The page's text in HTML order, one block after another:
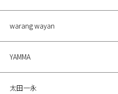
warang wayan
YAMMA
太田一永